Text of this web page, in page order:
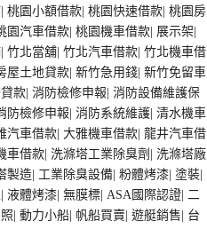
|桃園小額借款 |桃園快速借款 |桃園房
園汽車借款 |桃園機車借款 展示架
|竹北當舖 |竹北汽車借款 |竹北機車借
屋土地貸款 |新竹急用錢 |新竹免留車
款 |消防檢修申報 |消防設備維護保
防檢修申報 |消防系統維護 |清水機車
汽車借款 |大雅機車借款 |龍井汽車借
車借款 洗滌塔工業除臭劑
洗滌塔廠
製造 工業除臭設備 |粉體烤漆 |塗裝
|液體烤漆 |無膜標 |ASA國際認證 |二
|動力小船 帆船買賣 |遊艇銷售 台